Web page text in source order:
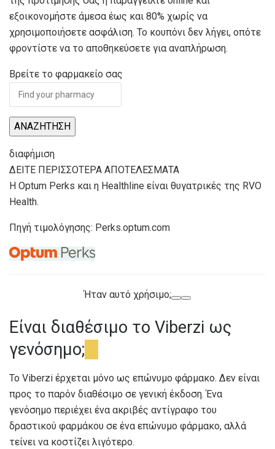
εξοικονομήστε άμεσα έως και 80% χωρίς να
χρησιμοποιήσετε ασφάλιση. Το κουπόνι δεν λήγει, οπότε
φροντίστε να το αποθηκεύσετε για αναπλήρωση.
Βρείτε το φαρμακείο σας
ΑΝΑΖΗΤΗΣΗ
διαφήμιση
ΔΕΙΤΕ ΠΕΡΙΣΣΟΤΕΡΑ ΑΠΟΤΕΛΕΣΜΑΤΑ
Η Optum Perks και η Healthline είναι θυγατρικές της RVO
Health.
Πηγή τιμολόγησης: Perks.optum.com
Ήταν αυτό χρήσιμο;
Είναι διαθέσιμο το Viberzi ως
γενόσημο;
Το Viberzi έρχεται μόνο ως επώνυμο φάρμακο. Δεν είναι
προς το παρόν διαθέσιμο σε γενική έκδοση. Ένα
γενόσημο περιέχει ένα ακριβές αντίγραφο του
δραστικού φαρμάκου σε ένα επώνυμο φάρμακο, αλλά
τείνει να κοστίζει λιγότερο.